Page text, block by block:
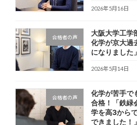
2026年5月16日
合格者の声
大阪大学工学
化学が京大過
になりました」
2026年5月14日
合格者の声
化学が苦手で
合格！「鉄緑
学を高3から
できました！」